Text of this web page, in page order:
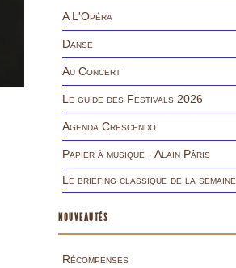
A L'Opéra
Danse
Au Concert
Le guide des Festivals 2026
Agenda Crescendo
Papier à musique - Alain Pâris
Le briefing classique de la semaine
NOUVEAUTÉS
Récompenses